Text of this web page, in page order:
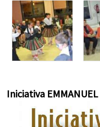
Iniciativa EMMANUEL